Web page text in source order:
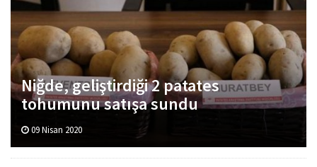
Niğde, geliştirdiği 2 patates
tohumunu satışa sundu
09 Nisan 2020